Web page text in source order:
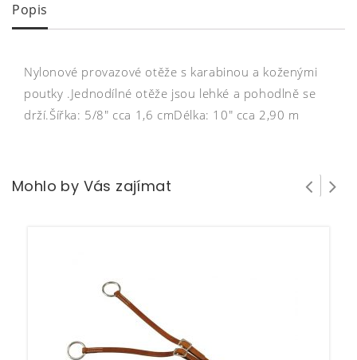
Popis
Nylonové provazové otěže s karabinou a koženými
poutky .Jednodílné otěže jsou lehké a pohodlně se
drží.Šířka: 5/8″ cca 1,6 cmDélka: 10″ cca 2,90 m
Mohlo by Vás zajímat